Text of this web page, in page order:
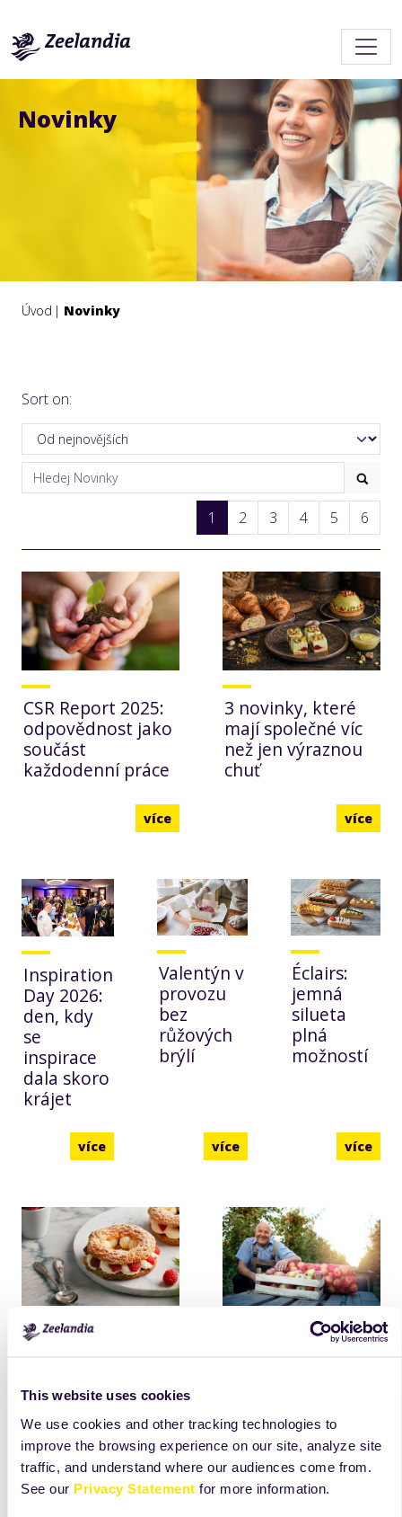
This website uses cookies
We use cookies and other tracking technologies to
improve the browsing experience on our site, analyze site
traffic, and understand where our audiences come from.
See our Privacy Statement for more information.
Novinky
Úvod Novinky
Sort on:
1 2 3 4 5 6
CSR Report 2025:
odpovědnost jako
součást
každodenní práce
více
3 novinky, které
mají společné víc
než jen výraznou
chuť
více
Inspiration
Day 2026:
den, kdy
se
inspirace
dala skoro
krájet
více
Valentýn v
provozu
bez
růžových
brýlí
více
Éclairs:
jemná
silueta
plná
možností
více
Odpalované těsto
rychleji a bez
kompromisů v
kvalitě
více
Výhled sklizně a
více